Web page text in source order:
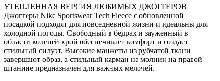
УТЕПЛЕННАЯ ВЕРСИЯ ЛЮБИМЫХ ДЖОГГЕРОВ
Джоггеры Nike Sportswear Tech Fleece с обновленной
посадкой подходят для повседневной жизни и идеальны для
холодной погоды. Свободный в бедрах и зауженный в
области коленей крой обеспечивает комфорт и создает
стильный силуэт. Высокие манжеты из рубчатой ткани
завершают образ, а стильный карман на молнии на правой
штанине предназначен для важных мелочей.